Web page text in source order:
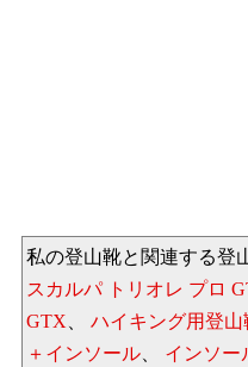
私の登山靴と関連する登
スカルパ トリオレ プロ
GTX
ハイキング用登山
＋インソール
インソー